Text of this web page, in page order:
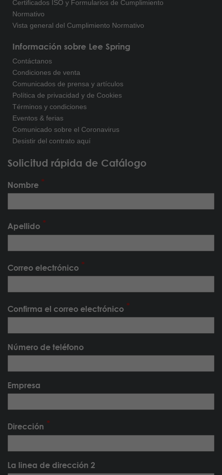
Certificados ISO y Formularios de Cumplimiento
Normativo
Vista general del Cumplimiento Normativo
Información sobre Lee Spring
Contáctanos
Condiciones de venta
Comunicados de prensa y artículos
Política de privacidad y de Cookies
Términos y condiciones
Eventos & ferias
Comunicado sobre el Coronavirus
Desistir del contrato aquí
Solicitud rápida de Catálogo
Nombre
Apellido
Correo electrónico
Confirma el correo electrónico
Número de teléfono
Empresa
Dirección
La linea de dirección 2